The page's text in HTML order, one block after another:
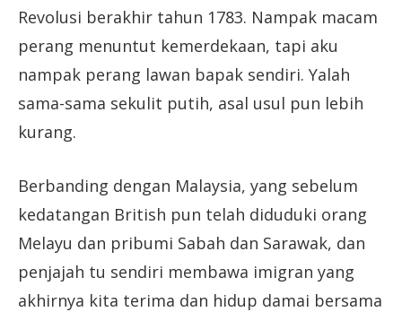
Revolusi berakhir tahun 1783. Nampak macam
perang menuntut kemerdekaan, tapi aku
nampak perang lawan bapak sendiri. Yalah
sama-sama sekulit putih, asal usul pun lebih
kurang.
Berbanding dengan Malaysia, yang sebelum
kedatangan British pun telah diduduki orang
Melayu dan pribumi Sabah dan Sarawak, dan
penjajah tu sendiri membawa imigran yang
akhirnya kita terima dan hidup damai bersama